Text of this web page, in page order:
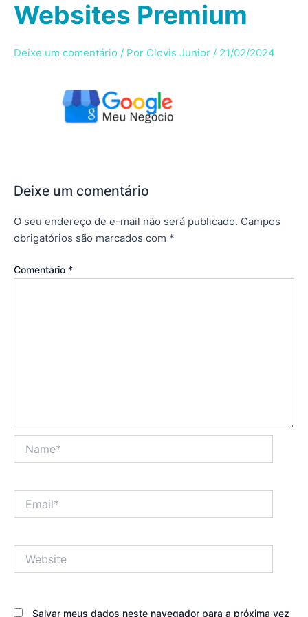
para
conteúdo
Websites Premium
Deixe um comentário / Por Clovis Junior / 21/02/2024
Deixe um comentário
O seu endereço de e-mail não será publicado. Campos
obrigatórios são marcados com *
Comentário *
Salvar meus dados neste navegador para a próxima vez